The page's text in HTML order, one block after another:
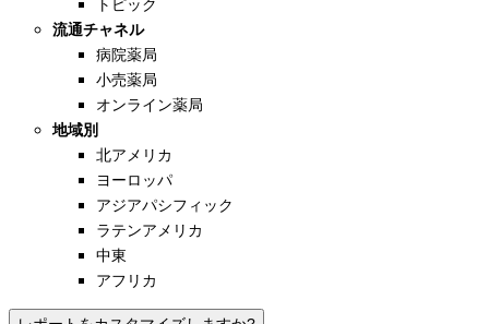
トピック
流通チャネル
病院薬局
小売薬局
オンライン薬局
地域別
北アメリカ
ヨーロッパ
アジアパシフィック
ラテンアメリカ
中東
アフリカ